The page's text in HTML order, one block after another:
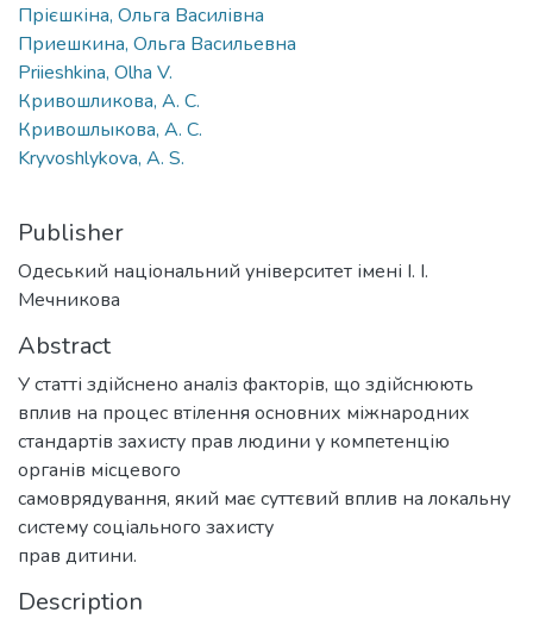
Прієшкіна, Ольга Василівна
Приешкина, Ольга Васильевна
Priieshkina, Olha V.
Кривошликова, А. С.
Кривошлыкова, А. С.
Kryvoshlykova, A. S.
Publisher
Одеський національний університет імені І. І.
Мечникова
Abstract
У статті здійснено аналіз факторів, що здійснюють
вплив на процес втілення основних міжнародних
стандартів захисту прав людини у компетенцію
органів місцевого
самоврядування, який має суттєвий вплив на локальну
систему соціального захисту
прав дитини.
Description